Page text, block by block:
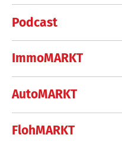
Podcast
ImmoMARKT
AutoMARKT
FlohMARKT